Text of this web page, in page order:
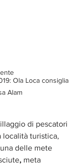
Ola Loca consiglia
Alam
di pescatori
località turistica,
delle mete
, meta